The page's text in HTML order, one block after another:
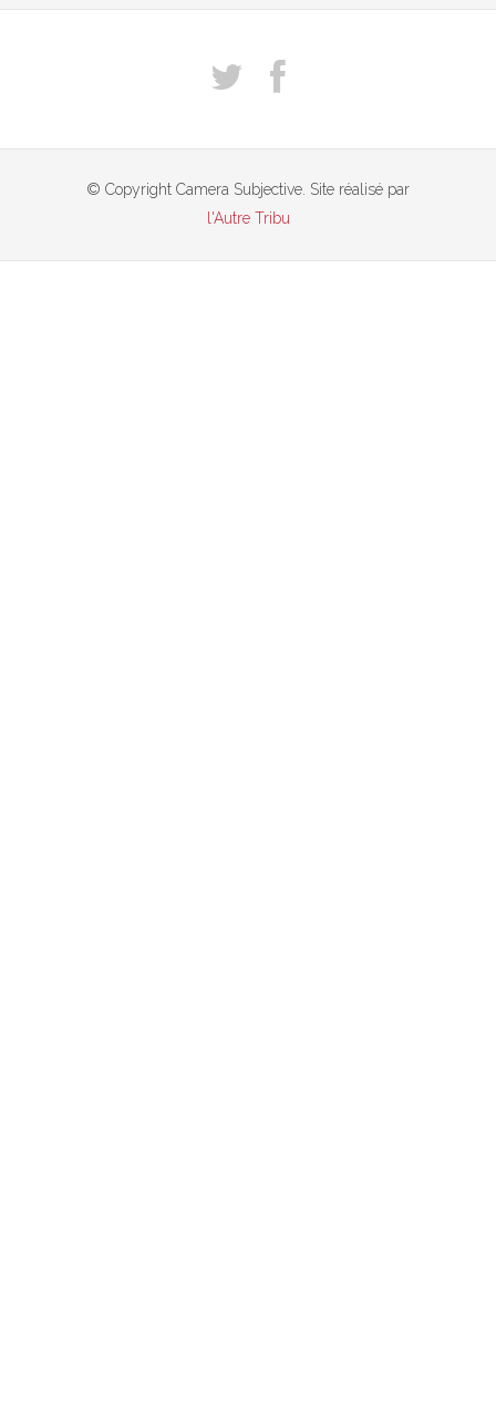
© Copyright Camera Subjective. Site réalisé par
l'Autre Tribu